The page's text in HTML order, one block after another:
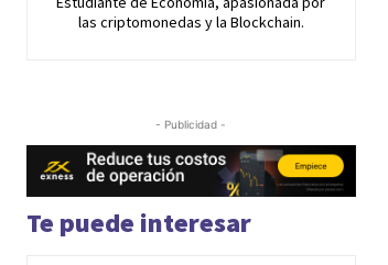
las criptomonedas y la Blockchain.
- Publicidad -
Te puede interesar